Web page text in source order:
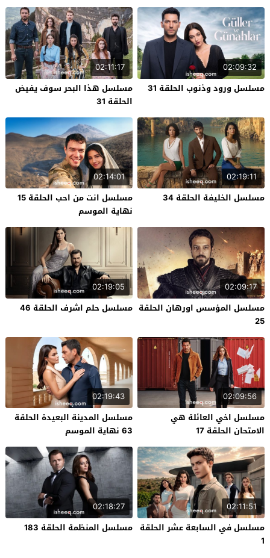
02:09:32
مسلسل ورود وذنوب الحلقة 31
02:11:17
مسلسل هذا البحر سوف يفيض
الحلقة 31
02:19:11
مسلسل الخليفة الحلقة 34
02:14:01
مسلسل انت من احب الحلقة 15
نهاية الموسم
02:09:17
مسلسل المؤسس اورهان الحلقة
25
02:19:05
مسلسل حلم اشرف الحلقة 46
02:09:56
مسلسل اخي العائلة هي
الامتحان الحلقة 17
02:19:43
مسلسل المدينة البعيدة الحلقة
63 نهاية الموسم
02:11:51
مسلسل في السابعة عشر الحلقة
1
02:18:27
مسلسل المنظمة الحلقة 183